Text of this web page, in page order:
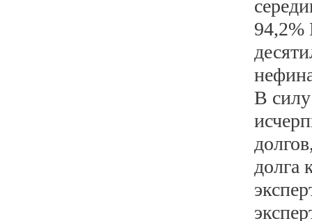
94,2%
В силу
долга